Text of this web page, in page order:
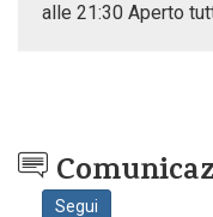
alle 21:30 Aperto
Segui